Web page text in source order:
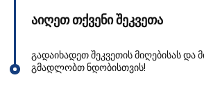
აიღეთ თქვენი შეკვეთა
გადაიხადეთ შეკვეთის მიღებისას და
გმადლობთ ნდობისთვის!